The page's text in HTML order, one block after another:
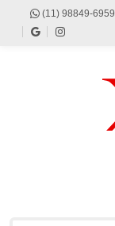
(11) 98849-6959